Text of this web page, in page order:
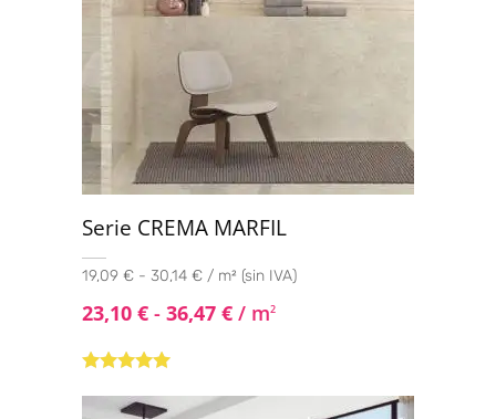
Serie CREMA MARFIL
19,09 € - 30,14 € / m² (sin IVA)
23,10 € - 36,47 € / m2
5.00de 5